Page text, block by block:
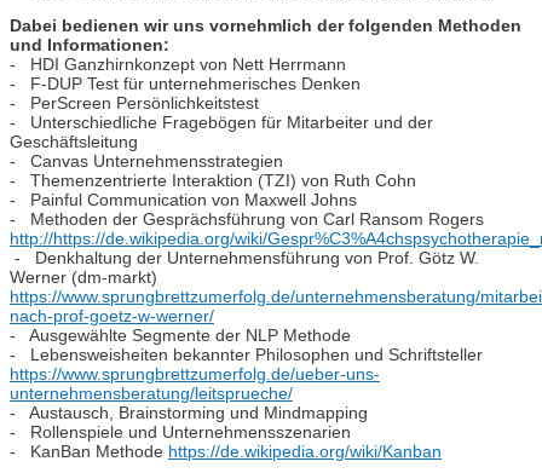
Dabei bedienen wir uns vornehmlich der folgenden Methoden
und Informationen:
- HDI Ganzhirnkonzept von Nett Herrmann
- F-DUP Test für unternehmerisches Denken
- PerScreen Persönlichkeitstest
- Unterschiedliche Fragebögen für Mitarbeiter und der
Geschäftsleitung
- Canvas Unternehmensstrategien
- Themenzentrierte Interaktion (TZI) von Ruth Cohn
- Painful Communication von Maxwell Johns
- Methoden der Gesprächsführung von Carl Ransom Rogers
http://https://de.wikipedia.org/wiki/
- Denkhaltung der Unternehmensführung von Prof. Götz W.
Werner (dm-markt)
https://www.sprungbrettzumerfolg.de/unternehmensberatung/
nach-prof-goetz-w-werner/
- Ausgewählte Segmente der NLP Methode
- Lebensweisheiten bekannter Philosophen und Schriftsteller
https://www.sprungbrettzumerfolg.de/ueber-uns-
unternehmensberatung/leitsprueche/
- Austausch, Brainstorming und Mindmapping
- Rollenspiele und Unternehmensszenarien
- KanBan Methode https://de.wikipedia.org/wiki/Kanban